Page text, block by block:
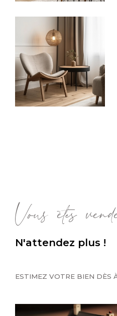
Acheter un bien
d'Oullins
L'agence vous propose
soncatalogue de biens
Oullins, Saint-Genis-Laval
Sur ce site, vous aurez
er
Faire estimer sa
Notre équipe
rapidement et au prix
Vous êtes
N'attendez plus !
ESTIMEZ VOTRE BIEN DÈS